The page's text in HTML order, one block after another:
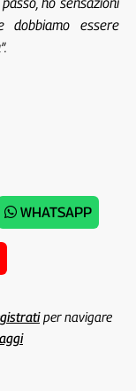
dobbiamo essere
WHATSAPP
per navigare